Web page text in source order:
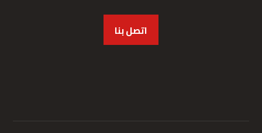
اتصل بنا